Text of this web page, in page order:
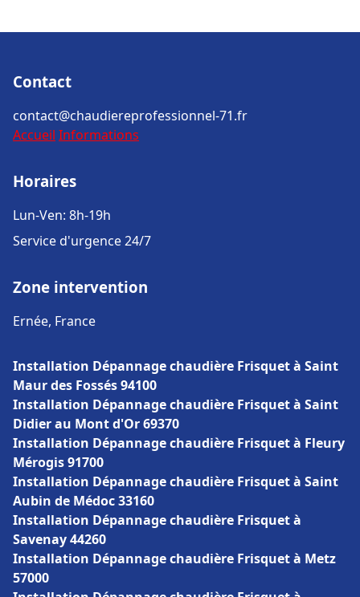
Contact
contact@chaudiereprofessionnel-71.fr
Accueil Informations
Horaires
Lun-Ven: 8h-19h
Service d'urgence 24/7
Zone intervention
Ernée, France
Installation Dépannage chaudière Frisquet à Saint
Maur des Fossés 94100
Installation Dépannage chaudière Frisquet à Saint
Didier au Mont d'Or 69370
Installation Dépannage chaudière Frisquet à Fleury
Mérogis 91700
Installation Dépannage chaudière Frisquet à Saint
Aubin de Médoc 33160
Installation Dépannage chaudière Frisquet à
Savenay 44260
Installation Dépannage chaudière Frisquet à Metz
57000